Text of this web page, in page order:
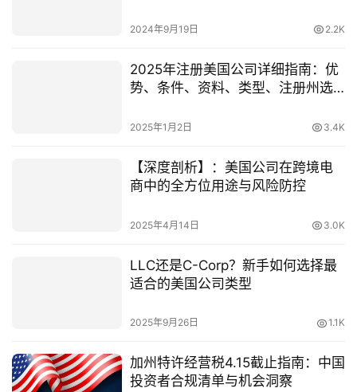
2024年9月19日 2.2K
2025年注册美国公司详细指南：优
势、条件、资料、类型、注册州选
2025年1月2日 3.4K
【深度剖析】：美国公司在跨境电
商中的全方位用途与风险防控
2025年4月14日 3.0K
LLC还是C-Corp？新手如何选择最
适合的美国公司类型
2025年9月26日 1.1K
加州特许经营税4.15截止指南：中国
投资者合规清单与机会洞察